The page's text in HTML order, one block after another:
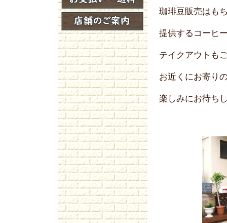
珈琲豆販売はも
提供するコーヒ
テイクアウトも
お近くにお寄り
楽しみにお待ち